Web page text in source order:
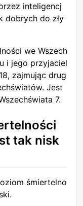
inteligencj
dobrych do zły
we Wszech
i jego przyjaciel
zajmując drug
Jest
7.
tak nisk
śmiertelno